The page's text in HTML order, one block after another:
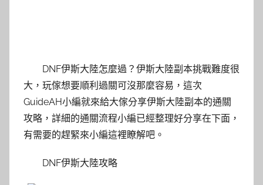
DNF伊斯大陸怎麼過？伊斯大陸副本挑戰難度很
大，玩傢想要順利過關可沒那麼容易，這次
GuideAH小編就來給大傢分享伊斯大陸副本的通關
攻略，詳細的通關流程小編已經整理好分享在下面，
有需要的趕緊來小編這裡瞭解吧。
DNF伊斯大陸攻略